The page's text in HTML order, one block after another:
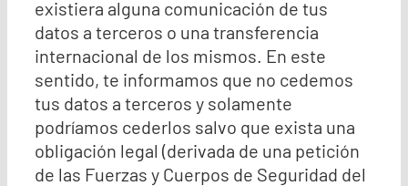
existiera alguna comunicación de tus
datos a terceros o una transferencia
internacional de los mismos. En este
sentido, te informamos que no cedemos
tus datos a terceros y solamente
podríamos cederlos salvo que exista una
obligación legal (derivada de una petición
de las Fuerzas y Cuerpos de Seguridad del